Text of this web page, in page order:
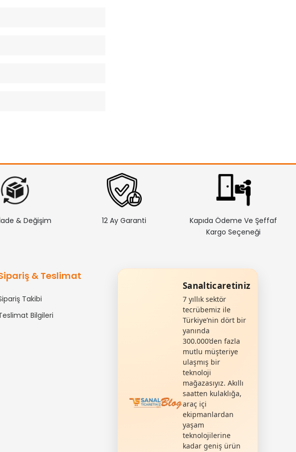
& Değişim 12 Ay Garanti
Kapıda Ödeme Ve Şeffaf
Kargo Seçeneği
& Teslimat
Takibi
Bilgileri
Sanalticaretiniz
7 yıllık sektör
tecrübemiz ile
Türkiye’nin dört bir
yanında
300.000’den fazla
mutlu müşteriye
ulaşmış bir
teknoloji
mağazasıyız. Akıllı
saatten kulaklığa,
araç içi
ekipmanlardan
yaşam
teknolojilerine
kadar geniş ürün